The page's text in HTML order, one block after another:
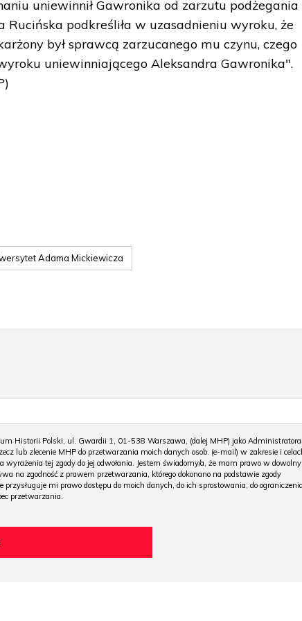
uniewinnił Gawronika od zarzutu podżegania
Rucińska podkreśliła w uzasadnieniu wyroku, że
był sprawcą zarzucanego mu czynu, czego
uniewinniającego Aleksandra Gawronika".
Adama Mickiewicza
Historii Polski, ul. Gwardii 1, 01-538 Warszawa, (dalej MHP) jako Administratora
lub zlecenie MHP do przetwarzania moich danych osob. (e-mail) w zakresie i
tej zgody do jej odwołania. Jestem świadomy/a, że mam prawo w
na zgodność z prawem przetwarzania, którego dokonano na podstawie zgody
mi prawo dostępu do moich danych, do ich sprostowania, do
przetwarzania.